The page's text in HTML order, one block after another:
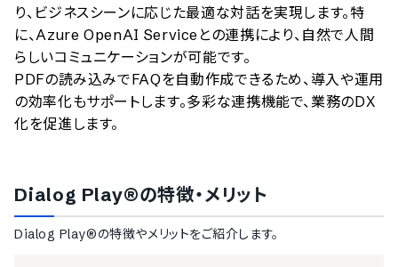
り、ビジネスシーンに応じた最適な対話を実現します。特
に、Azure OpenAI Serviceとの連携により、自然で人間
らしいコミュニケーションが可能です。
PDFの読み込みでFAQを自動作成できるため、導入や運用
の効率化もサポートします。多彩な連携機能で、業務のDX
化を促進します。
Dialog Play®の特徴・メリット
Dialog Play®の特徴やメリットをご紹介します。